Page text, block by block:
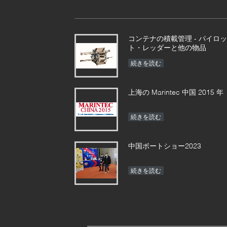
コンテナの積載管理 - パイロッ
ト・レッダーと他の物品
続きを読む
上海の Marintec 中国 2015 年
続きを読む
中国ボートショー2023
続きを読む